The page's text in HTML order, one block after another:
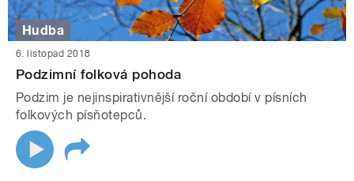
Hudba
6. listopad 2018
Podzimní folková pohoda
Podzim je nejinspirativnější roční období v písních
folkových písňotepců.